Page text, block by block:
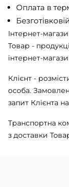
Оплата в
Інтернет-
Товар -
інтернет-
Клієнт -
особа.
запит Клієнта
Транспортна
з доставки